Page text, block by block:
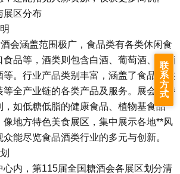
展区分布
会涵盖范围极广，食品类有各类休闲食
食品等，酒类则包含白酒、葡萄酒、啤酒
等。行业产品类别丰富，涵盖了食品酒类
等全产业链的各类产品及服务。展会还特
，如低糖低脂的健康食品、植物基食品
地方特色美食展区，集中展示各地**风
能尽览食品酒类行业的多元与创新。
心内，第115届全国糖酒会各展区划分清
联
系
方
式